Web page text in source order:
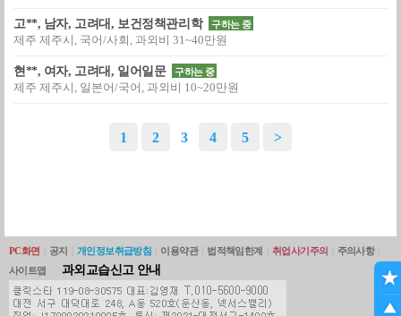
고**, 남자, 고려대, 보건정책관리학 구하는 중
제주 제주시, 국어/사회, 과외비 31~40만원
현**, 여자, 고려대, 일어일문 구하는 중
제주 제주시, 일본어/국어, 과외비 10~20만원
1 2 3 4 5 >
PC화면 공지 개인정보취급방침 이용약관 법적책임한계 취업사기주의 주의사항
사이트맵
과외교습신고 안내